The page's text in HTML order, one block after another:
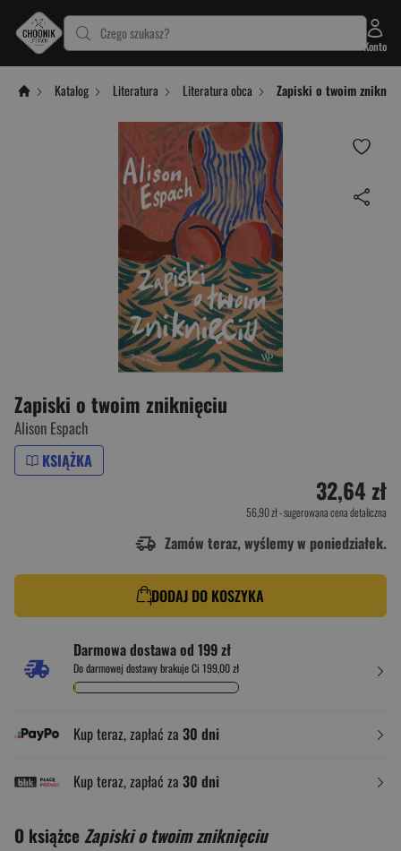
Czego szukasz?
Konto
Katalog Literatura Literatura obca Zapiski o twoim
Zapiski o twoim zniknięciu
Alison Espach
KSIĄŻKA
32,64 zł
56,90 zł- sugerowana cena detaliczna
Zamów teraz, wyślemy w poniedziałek.
DODAJ DO KOSZYKA
Darmowa dostawa od 199 zł
Do darmowej dostawy brakuje Ci 199,00 zł
Kup teraz, zapłać za 30 dni
Kup teraz, zapłać za 30 dni
O książce Zapiski o twoim zniknięciu